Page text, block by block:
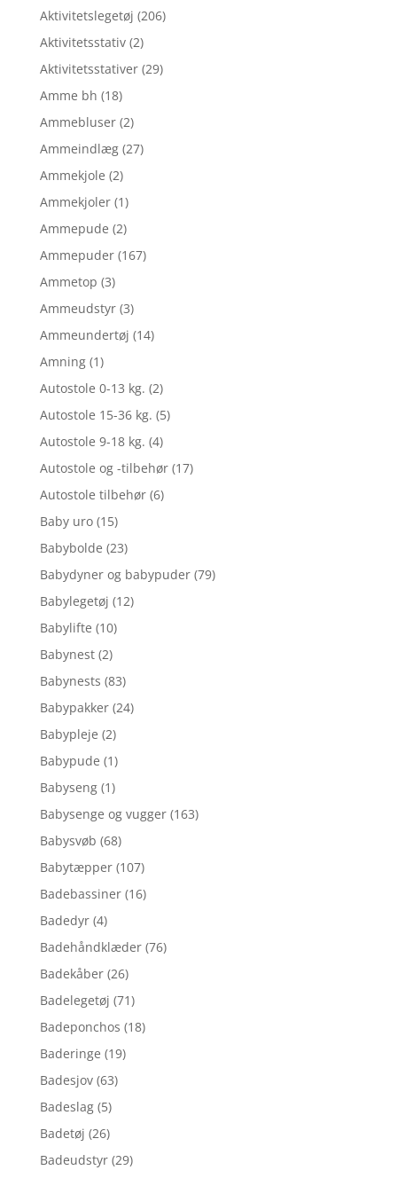
Aktivitetslegetøj (206)
Aktivitetsstativ (2)
Aktivitetsstativer (29)
Amme bh (18)
Ammebluser (2)
Ammeindlæg (27)
Ammekjole (2)
Ammekjoler (1)
Ammepude (2)
Ammepuder (167)
Ammetop (3)
Ammeudstyr (3)
Ammeundertøj (14)
Amning (1)
Autostole 0-13 kg. (2)
Autostole 15-36 kg. (5)
Autostole 9-18 kg. (4)
Autostole og -tilbehør (17)
Autostole tilbehør (6)
Baby uro (15)
Babybolde (23)
Babydyner og babypuder (79)
Babylegetøj (12)
Babylifte (10)
Babynest (2)
Babynests (83)
Babypakker (24)
Babypleje (2)
Babypude (1)
Babyseng (1)
Babysenge og vugger (163)
Babysvøb (68)
Babytæpper (107)
Badebassiner (16)
Badedyr (4)
Badehåndklæder (76)
Badekåber (26)
Badelegetøj (71)
Badeponchos (18)
Baderinge (19)
Badesjov (63)
Badeslag (5)
Badetøj (26)
Badeudstyr (29)